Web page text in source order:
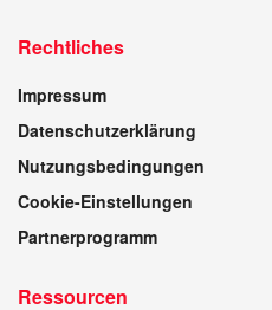
Rechtliches
Impressum
Datenschutzerklärung
Nutzungsbedingungen
Cookie-Einstellungen
Partnerprogramm
Ressourcen